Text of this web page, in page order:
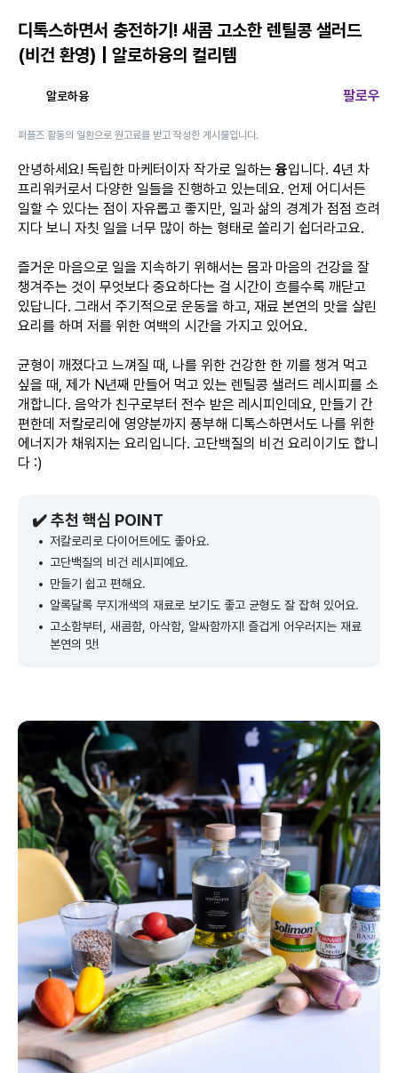
디톡스하면서 충전하기! 새콤 고소한 렌틸콩 샐러드
(비건 환영) | 알로하융의 컬리템
알로하융 팔로우
퍼플즈 활동의 일환으로 원고료를 받고 작성한 게시물입니다.
안녕하세요! 독립한 마케터이자 작가로 일하는 융입니다. 4년 차
프리워커로서 다양한 일들을 진행하고 있는데요. 언제 어디서든
일할 수 있다는 점이 자유롭고 좋지만, 일과 삶의 경계가 점점 흐려
지다 보니 자칫 일을 너무 많이 하는 형태로 쏠리기 쉽더라고요.
즐거운 마음으로 일을 지속하기 위해서는 몸과 마음의 건강을 잘
챙겨주는 것이 무엇보다 중요하다는 걸 시간이 흐를수록 깨닫고
있답니다. 그래서 주기적으로 운동을 하고, 재료 본연의 맛을 살린
요리를 하며 저를 위한 여백의 시간을 가지고 있어요.
균형이 깨졌다고 느껴질 때, 나를 위한 건강한 한 끼를 챙겨 먹고
싶을 때, 제가 N년째 만들어 먹고 있는 렌틸콩 샐러드 레시피를 소
개합니다. 음악가 친구로부터 전수 받은 레시피인데요, 만들기 간
편한데 저칼로리에 영양분까지 풍부해 디톡스하면서도 나를 위한
에너지가 채워지는 요리입니다. 고단백질의 비건 요리이기도 합니
다 :)
✔️ 추천 핵심 POINT
저칼로리로 다이어트에도 좋아요.
고단백질의 비건 레시피예요.
만들기 쉽고 편해요.
알록달록 무지개색의 재료로 보기도 좋고 균형도 잘 잡혀 있어요.
고소함부터, 새콤함, 아삭함, 알싸함까지! 즐겁게 어우러지는 재료
본연의 맛!